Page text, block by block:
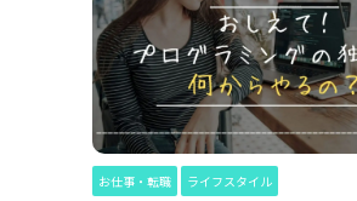
お仕事・転職 ライフスタイル